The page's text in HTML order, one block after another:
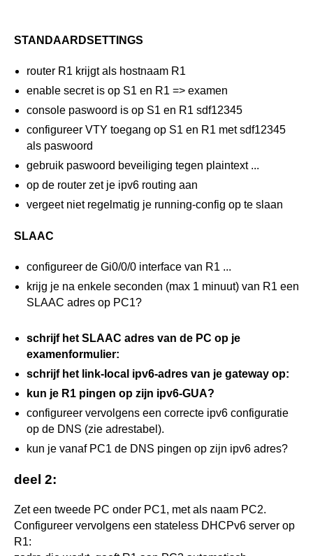
STANDAARDSETTINGS
router R1 krijgt als hostnaam R1
enable secret is op S1 en R1 => examen
console paswoord is op S1 en R1 sdf12345
configureer VTY toegang op S1 en R1 met sdf12345
als paswoord
gebruik paswoord beveiliging tegen plaintext ...
op de router zet je ipv6 routing aan
vergeet niet regelmatig je running-config op te slaan
SLAAC
configureer de Gi0/0/0 interface van R1 ...
krijg je na enkele seconden (max 1 minuut) van R1 een
SLAAC adres op PC1?
schrijf het SLAAC adres van de PC op je
examenformulier:
schrijf het link-local ipv6-adres van je gateway op:
kun je R1 pingen op zijn ipv6-GUA?
configureer vervolgens een correcte ipv6 configuratie
op de DNS (zie adrestabel).
kun je vanaf PC1 de DNS pingen op zijn ipv6 adres?
deel 2:
Zet een tweede PC onder PC1, met als naam PC2.
Configureer vervolgens een stateless DHCPv6 server op
R1: